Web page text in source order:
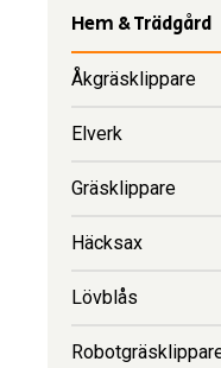
Hem & Trädgård
Åkgräsklippare
Elverk
Gräsklippare
Häcksax
Lövblås